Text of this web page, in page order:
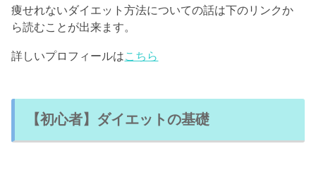
痩せれないダイエット方法についての話は下のリンクか
ら読むことが出来ます。
詳しいプロフィールは こちら
【初心者】ダイエットの基礎